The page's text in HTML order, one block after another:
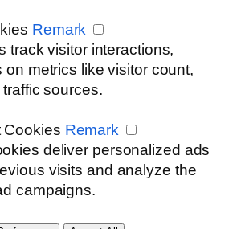
Remark
track visitor interactions,
on metrics like visitor count,
sources.
Cookies Remark
deliver personalized ads
visits and analyze the
campaigns.